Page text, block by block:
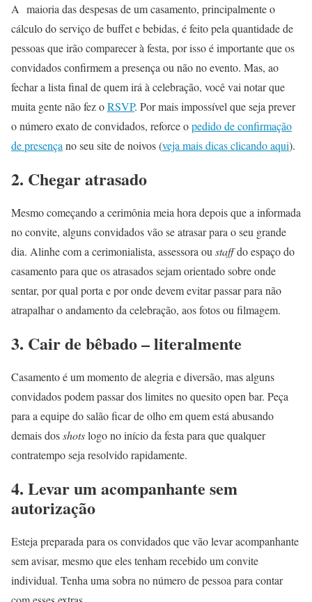
A maioria das despesas de um casamento, principalmente o
cálculo do serviço de buffet e bebidas, é feito pela quantidade de
pessoas que irão comparecer à festa, por isso é importante que os
convidados confirmem a presença ou não no evento. Mas, ao
fechar a lista final de quem irá à celebração, você vai notar que
muita gente não fez oRSVP. Por mais impossível que seja prever
o número exato de convidados, reforce opedido de confirmação
de presença no seu site de noivos (veja mais dicas clicando aqui).
2. Chegar atrasado
Mesmo começando a cerimônia meia hora depois que a informada
no convite, alguns convidados vão se atrasar para o seu grande
dia. Alinhe com a cerimonialista, assessora ou staffdo espaço do
casamento para que os atrasados sejam orientado sobre onde
sentar, por qual porta e por onde devem evitar passar para não
atrapalhar o andamento da celebração, aos fotos ou filmagem.
3. Cair de bêbado – literalmente
Casamento é um momento de alegria e diversão, mas alguns
convidados podem passar dos limites no quesito open bar. Peça
para a equipe do salão ficar de olho em quem está abusando
demais dosshotslogo no início da festa para que qualquer
contratempo seja resolvido rapidamente.
4. Levar um acompanhante sem
autorização
Esteja preparada para os convidados que vão levar acompanhante
sem avisar, mesmo que eles tenham recebido um convite
individual. Tenha uma sobra no número de pessoa para contar